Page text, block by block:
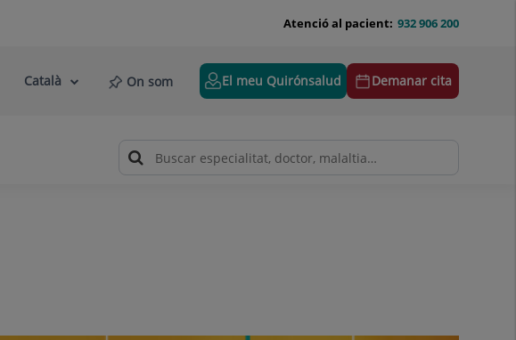
932 906 200
Atenció al pacient:
Selector
Llenguatge
Català On som El meu Quirónsalud Demanar cita